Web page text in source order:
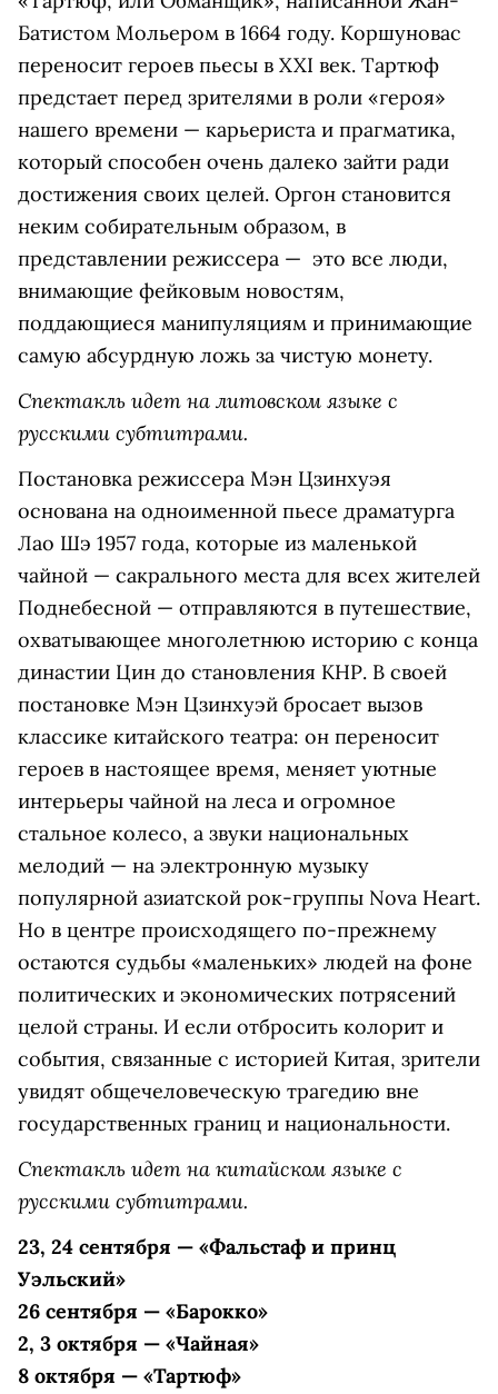
Батистом Мольером в 1664 году. Коршуновас
переносит героев пьесы в XXI век. Тартюф
предстает перед зрителями в роли «героя»
нашего времени — карьериста и прагматика,
который способен очень далеко зайти ради
достижения своих целей. Оргон становится
неким собирательным образом, в
представлении режиссера — это все люди,
внимающие фейковым новостям,
поддающиеся манипуляциям и принимающие
самую абсурдную ложь за чистую монету.
Спектакль идет на литовском языке с
русскими субтитрами.
Постановка режиссера Мэн Цзинхуэя
основана на одноименной пьесе драматурга
Лао Шэ 1957 года, которые из маленькой
чайной — сакрального места для всех жителей
Поднебесной — отправляются в путешествие,
охватывающее многолетнюю историю с конца
династии Цин до становления КНР. В своей
постановке Мэн Цзинхуэй бросает вызов
классике китайского театра: он переносит
героев в настоящее время, меняет уютные
интерьеры чайной на леса и огромное
стальное колесо, а звуки национальных
мелодий — на электронную музыку
популярной азиатской рок-группы Nova Heart.
Но в центре происходящего по-прежнему
остаются судьбы «маленьких» людей на фоне
политических и экономических потрясений
целой страны. И если отбросить колорит и
события, связанные с историей Китая, зрители
увидят общечеловеческую трагедию вне
государственных границ и национальности.
Спектакль идет на китайском языке с
русскими субтитрами.
23, 24 сентября — «Фальстаф и принц
Уэльский»
26 сентября — «Барокко»
2, 3 октября — «Чайная»
8 октября — «Тартюф»